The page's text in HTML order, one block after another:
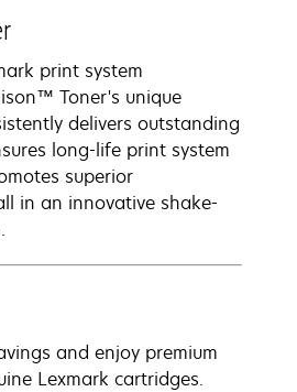
print system
Toner's unique
delivers outstanding
long-life print system
superior
in an innovative shake-
and enjoy premium
Lexmark cartridges.